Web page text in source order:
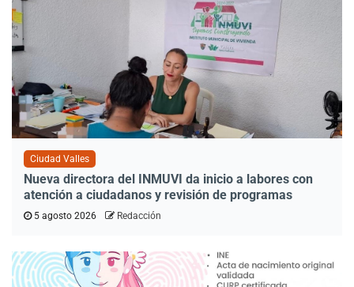
Ciudad Valles
Nueva directora del INMUVI da inicio a labores con
atención a ciudadanos y revisión de programas
5 agosto 2026 Redacción